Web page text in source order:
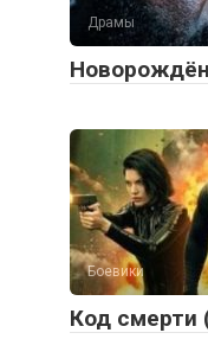
Драмы
Боевики
Код смерти